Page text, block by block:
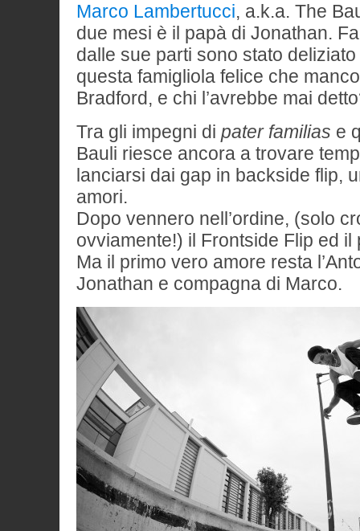
Marco Lambertucci, a.k.a. The
due mesi è il papà di Jonathan.
dalle sue parti sono stato
questa famigliola felice che
Bradford, e chi l’avrebbe mai
Tra gli impegni di pater familias e
Bauli riesce ancora a trovare
lanciarsi dai gap in backside flip,
amori.
Dopo vennero nell’ordine, (solo
ovviamente!) il Frontside Flip ed
Ma il primo vero amore resta
Jonathan e compagna di Marco.